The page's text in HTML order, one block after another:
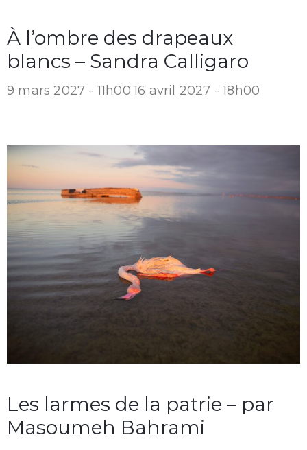
À l’ombre des drapeaux
blancs – Sandra Calligaro
9 mars 2027 - 11h00 16 avril 2027 - 18h00
Les larmes de la patrie – par
Masoumeh Bahrami